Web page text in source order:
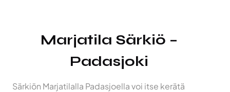
Marjatila Särkiö –
Padasjoki
Särkiön Marjatilalla Padasjoella voi itse kerätä